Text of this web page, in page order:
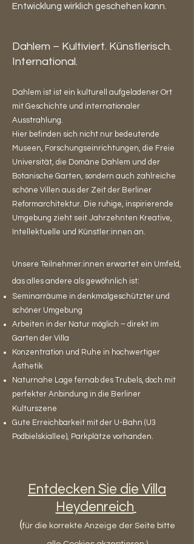
Entwicklung wirklich geschehen kann.
Dahlem – Kultiviert. Künstlerisch.
International.
Dahlem ist ist ein kulturell aufgeladener Ort
mit Geschichte und internationaler
Ausstrahlung.
Hier befinden sich nicht nur bedeutende
Museen, Forschungseinrichtungen, die Freie
Universität, die Domäne Dahlem und der
Botanische Garten, sondern auch zahlreiche
schöne Villen aus der Zeit der Berliner
Reformarchitektur. Die ruhige, inspirierende
Umgebung zieht seit Jahrzehnten Kreative,
Intellektuelle und Künstler:innen an.
Unsere Teilnehmer:innen erwartet ein Umfeld,
das alles andere als gewöhnlich ist:
Seminarräume in denkmalgeschützter und
schöner Umgebung
Arbeiten in der Natur möglich – direkt im
Garten der Villa
Konzentration und Ruhe in hochwertiger
Ästhetik
Naturnahe Lage fernab des Trubels, doch mit
perfekter Anbindung in die Berliner
Kulturszene
Gute Erreichbarkeit mit der U-Bahn (U3
Podbielskiallee), Parkplätze vorhanden.
Entdecken Sie die Villa
Heydenreich
(für die korrekte Anzeige der Seite bitte